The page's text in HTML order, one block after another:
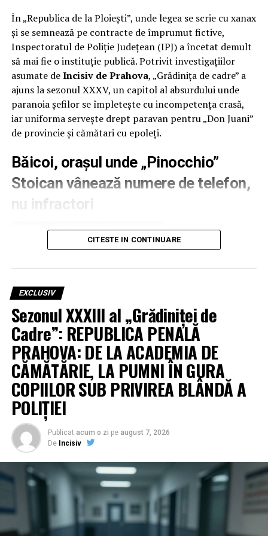
În „Republica de la Ploiești”, unde legea se scrie cu xanax
și se semnează pe contracte de împrumut fictive,
Inspectoratul de Poliție Județean (IPJ) a încetat demult
să mai fie o instituție publică. Potrivit investigațiilor
asumate deIncisiv de Prahova, „Grădinița de cadre” a
ajuns la sezonul XXXV, un capitol al absurdului unde
paranoia șefilor se împletește cu incompetența crasă,
iar uniforma servește drept paravan pentru „Don Juani”
de provincie și cămătari cu epoleți.
Băicoi, orașul unde „Pinocchio”
Stoican vânează numere de telefon,
nu infractori
CITESTE IN CONTINUARE
EXCLUSIV
Sezonul XXXIII al „Grădiniței de
Cadre”: REPUBLICA PENALĂ
PRAHOVA: DE LA ACADEMIA DE
CĂMĂTĂRIE, LA PUMNI ÎN GURA
COPIILOR SUB PRIVIREA BLÂNDĂ A
POLIȚIEI
Publicat acum o zi pe august 7, 2026
De Incisiv